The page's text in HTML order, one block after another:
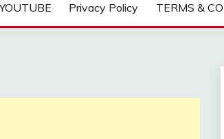
Privacy Policy TERMS &